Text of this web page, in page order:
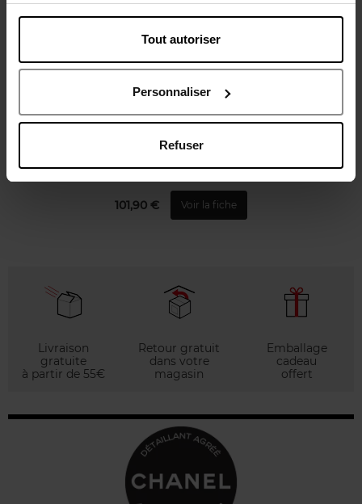
Tout autoriser
Personnaliser
Refuser
CHANEL
ALLURE HOMME SPORT
EAU DE COLOGNE
101,90 € Voir la fiche
Livraison
gratuite
à partir de 55€
Retour gratuit
dans votre
magasin
Emballage
cadeau
offert